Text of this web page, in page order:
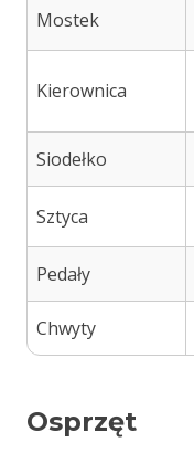
Mostek
Kierownica
Siodełko
Sztyca
Pedały
Chwyty
Osprzęt